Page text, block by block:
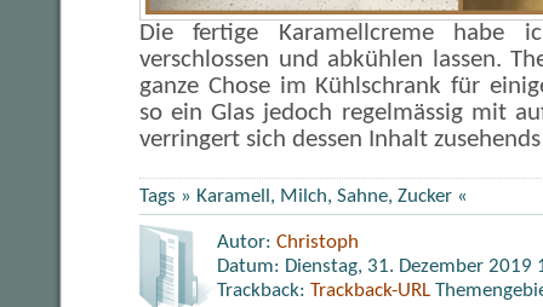
Die fertige Karamellcreme habe
verschlossen und abkühlen lassen.
ganze Chose im Kühlschrank für
so ein Glas jedoch regelmässig mit
verringert sich dessen Inhalt
Tags » Karamell , Milch, Sahne, Zucker «
Autor: Christoph
Datum: Dienstag, 31. Dezember 2019
Trackback: Trackback-URL